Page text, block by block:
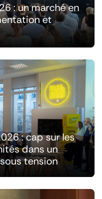
: un marché en
et
: cap sur les
dans un
tension